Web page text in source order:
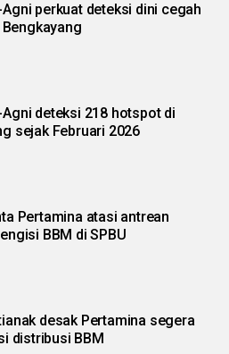
perkuat deteksi dini cegah
deteksi 218 hotspot di
sejak Februari 2026
Pertamina atasi antrean
BBM di SPBU
desak Pertamina segera
distribusi BBM